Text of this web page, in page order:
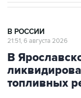
В РОССИИ
21:51, 6 августа 2026
В
топливных